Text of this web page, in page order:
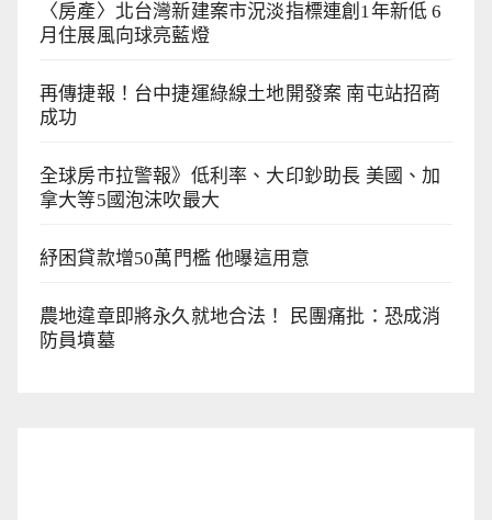
〈房產〉北台灣新建案市況淡指標連創1年新低 6
月住展風向球亮藍燈
再傳捷報！台中捷運綠線土地開發案 南屯站招商
成功
全球房市拉警報》低利率、大印鈔助長 美國、加
拿大等5國泡沫吹最大
紓困貸款增50萬門檻 他曝這用意
農地違章即將永久就地合法！ 民團痛批：恐成消
防員墳墓